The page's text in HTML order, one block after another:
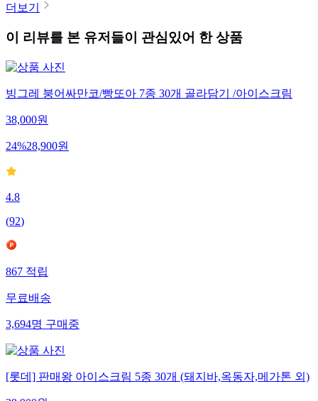
더보기
이 리뷰를 본 유저들이 관심있어 한 상품
빙그레 붕어싸만코/빵또아 7종 30개 골라담기 /아이스크림
38,000원
24%28,900원
4.8
(92)
867 적립
무료배송
3,694명 구매중
[롯데] 판매왕 아이스크림 5종 30개 (돼지바,옥동자,메가톤 외)